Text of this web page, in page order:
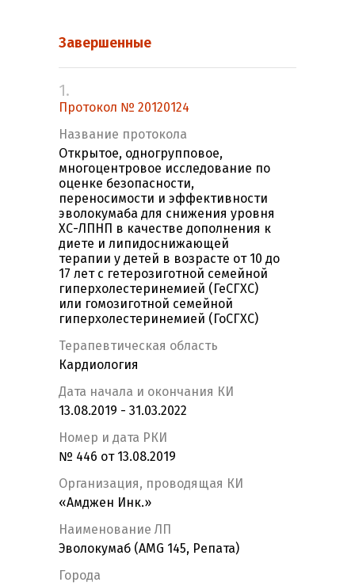
Завершенные
1.
Протокол № 20120124
Название протокола
Открытое, одногрупповое,
многоцентровое исследование по
оценке безопасности,
переносимости и эффективности
эволокумаба для снижения уровня
ХС-ЛПНП в качестве дополнения к
диете и липидоснижающей
терапии у детей в возрасте от 10 до
17 лет с гетерозиготной семейной
гиперхолестеринемией (ГеСГХС)
или гомозиготной семейной
гиперхолестеринемией (ГоСГХС)
Терапевтическая область
Кардиология
Дата начала и окончания КИ
13.08.2019 - 31.03.2022
Номер и дата РКИ
№ 446 от 13.08.2019
Организация, проводящая КИ
«Амджен Инк.»
Наименование ЛП
Эволокумаб (AMG 145, Репата)
Города